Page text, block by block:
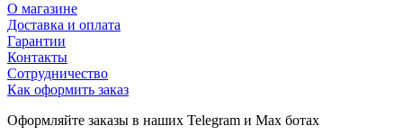
О магазине
Доставка и оплата
Гарантии
Контакты
Сотрудничество
Как оформить заказ
Оформляйте заказы в наших Telegram и Max ботах